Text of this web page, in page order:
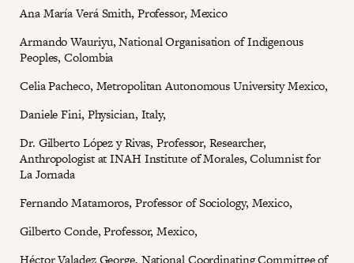
Ana María Verá Smith, Professor, Mexico
Armando Wauriyu, National Organisation of Indigenous
Peoples, Colombia
Celia Pacheco, Metropolitan Autonomous University Mexico,
Daniele Fini, Physician, Italy,
Dr. Gilberto López y Rivas, Professor, Researcher,
Anthropologist at INAH Institute of Morales, Columnist for
La Jornada
Fernando Matamoros, Professor of Sociology, Mexico,
Gilberto Conde, Professor, Mexico,
Héctor Valadez George, National Coordinating Committee of